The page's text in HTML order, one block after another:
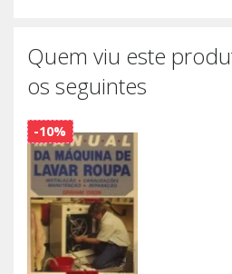
Quem viu este
os seguintes
-10%